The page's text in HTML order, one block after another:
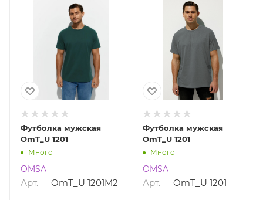
Футболка мужская
OmT_U 1201
Много
OMSA
Арт. OmT_U 1201M2
Футболка мужская
OmT_U 1201
Много
OMSA
Арт. OmT_U 1201